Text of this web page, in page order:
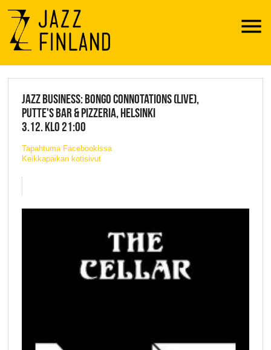
Menu
JAZZ FINLAND LIVE
JAZZ BUSINESS: BONGO CONNOTATIONS (LIVE),
PUTTE'S BAR & PIZZERIA, HELSINKI
3.12. KLO 21:00
Tapahtuma Facebookissa
Keikkapaikan kotisivut